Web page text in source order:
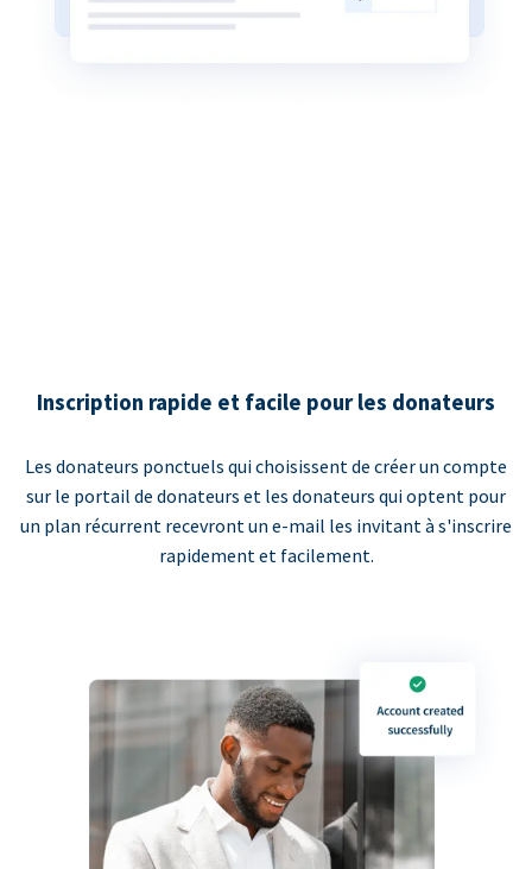
Inscription rapide et facile pour les donateurs
Les donateurs ponctuels qui choisissent de créer un compte
sur le portail de donateurs et les donateurs qui optent pour
un plan récurrent recevront un e-mail les invitant à s'inscrire
rapidement et facilement.